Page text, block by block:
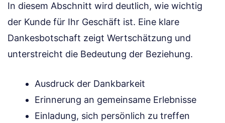
In diesem Abschnitt wird deutlich, wie wichtig
der Kunde für Ihr Geschäft ist. Eine klare
Dankesbotschaft zeigt Wertschätzung und
unterstreicht die Bedeutung der Beziehung.
Ausdruck der Dankbarkeit
Erinnerung an gemeinsame Erlebnisse
Einladung, sich persönlich zu treffen